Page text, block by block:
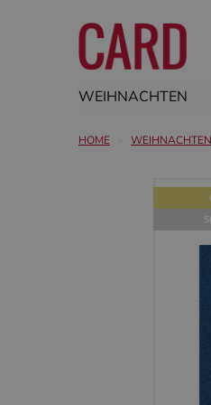
WEIHNACHTEN
HOME WEIHNACHTEN